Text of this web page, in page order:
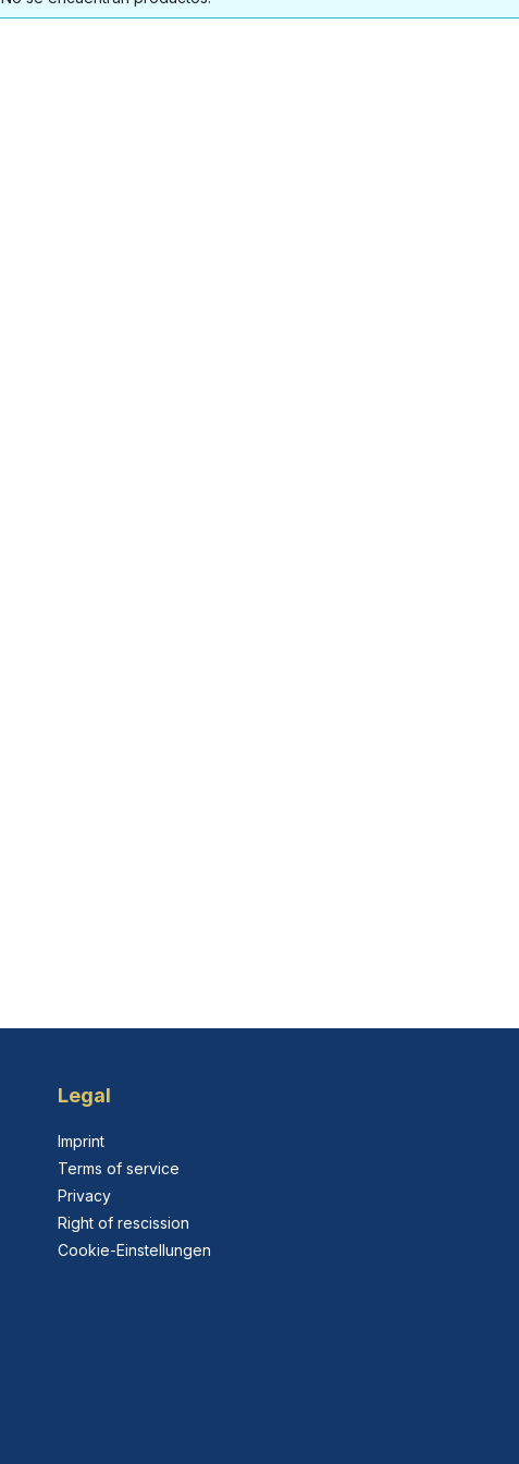
Legal
Imprint
Terms of service
Privacy
Right of rescission
Cookie-Einstellungen